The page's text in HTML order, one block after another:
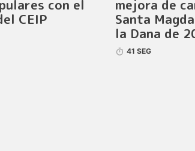
con el
CEIP
mejora de
Santa
la Dana de
41 SEG